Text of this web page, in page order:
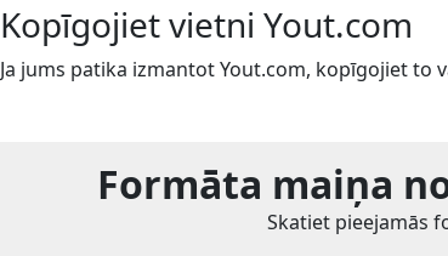
Kopīgojiet vietni Yout.com
Ja jums patika izmantot Yout.com, kopīgojiet to
Formāta maiņa
Skatiet pieejamās